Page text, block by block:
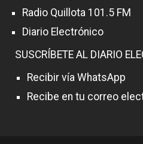
Radio Quillota 101.5 FM
Diario Electrónico
SUSCRÍBETE AL DIARIO
Recibir vía WhatsApp
Recibe en tu correo